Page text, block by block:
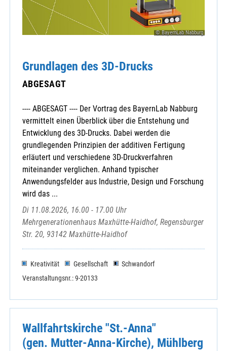
© BayernLab Nabburg
Grundlagen des 3D-Drucks
ABGESAGT
---- ABGESAGT ---- Der Vortrag des BayernLab Nabburg
vermittelt einen Überblick über die Entstehung und
Entwicklung des 3D-Drucks. Dabei werden die
grundlegenden Prinzipien der additiven Fertigung
erläutert und verschiedene 3D-Druckverfahren
miteinander verglichen. Anhand typischer
Anwendungsfelder aus Industrie, Design und Forschung
wird das ...
Di 11.08.2026, 16.00 - 17.00 Uhr
Mehrgenerationenhaus Maxhütte-Haidhof, Regensburger
Str. 20, 93142 Maxhütte-Haidhof
Kreativität Gesellschaft
Schwandorf
Veranstaltungsnr.: 9-20133
Wallfahrtskirche "St.-Anna"
(gen. Mutter-Anna-Kirche), Mühlberg